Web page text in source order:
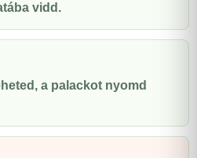
vidd.
a palackot nyomd